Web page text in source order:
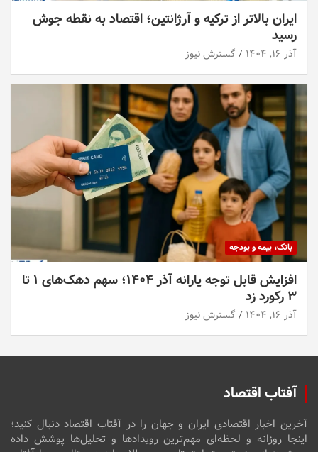
ایران بالاتر از ترکیه و آرژانتین؛ اقتصاد به نقطه جوش
رسید
آذر ۱۶, ۱۴۰۴ گسترش نیوز
بانک، بیمه و بودجه
افزایش قابل توجه یارانه آذر ۱۴۰۴؛ سهم دهک‌های ۱ تا
۳ رکورد زد
آذر ۱۶, ۱۴۰۴ گسترش نیوز
آفتاب اقتصاد
آخرین اخبار اقتصادی ایران و جهان را در آفتاب اقتصاد دنبال کنید؛
اینجا روزانه و لحظه‌ای مهم‌ترین رویدادها و تحلیل‌ها پوشش داده